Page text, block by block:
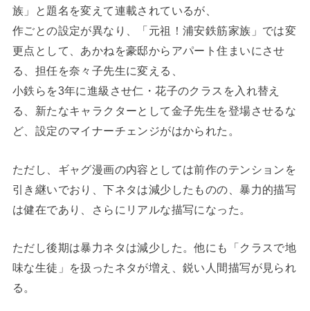
族」と題名を変えて連載されているが、
作ごとの設定が異なり、「元祖！浦安鉄筋家族」では変
更点として、あかねを豪邸からアパート住まいにさせ
る、担任を奈々子先生に変える、
小鉄らを3年に進級させ仁・花子のクラスを入れ替え
る、新たなキャラクターとして金子先生を登場させるな
ど、設定のマイナーチェンジがはかられた。
ただし、ギャグ漫画の内容としては前作のテンションを
引き継いでおり、下ネタは減少したものの、暴力的描写
は健在であり、さらにリアルな描写になった。
ただし後期は暴力ネタは減少した。他にも「クラスで地
味な生徒」を扱ったネタが増え、鋭い人間描写が見られ
る。